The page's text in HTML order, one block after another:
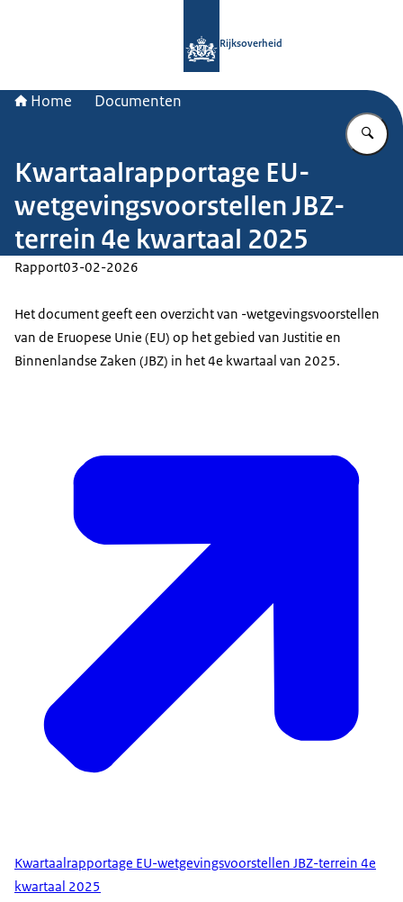
Rijksoverheid
Home Documenten
Kwartaalrapportage EU-
wetgevingsvoorstellen JBZ-
terrein 4e kwartaal 2025
Rapport03-02-2026
Het document geeft een overzicht van -wetgevingsvoorstellen
van de Eruopese Unie (EU) op het gebied van Justitie en
Binnenlandse Zaken (JBZ) in het 4e kwartaal van 2025.
Kwartaalrapportage EU-wetgevingsvoorstellen JBZ-terrein 4e
kwartaal 2025